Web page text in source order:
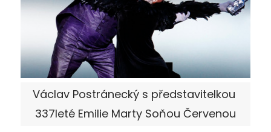
Václav Postránecký s představitelkou
337leté Emilie Marty Soňou Červenou